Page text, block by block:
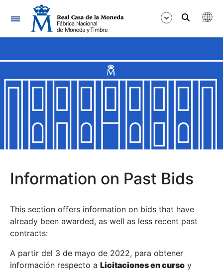
Navigation
Show/Hide
Show/Hide
Show/Hide
Show/Hide
Show/Hide
Information on Past Bids
This section offers information on bids that have
already been awarded, as well as less recent past
contracts:
A partir del 3 de mayo de 2022, para obtener
información respecto a Licitaciones en curso y